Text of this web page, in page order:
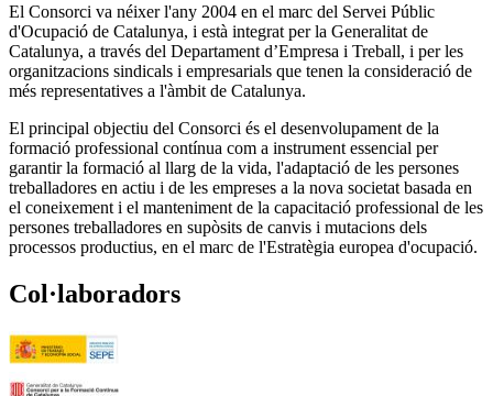
El Consorci va néixer l'any 2004 en el marc del Servei Públic
d'Ocupació de Catalunya, i està integrat per la Generalitat de
Catalunya, a través del Departament d’Empresa i Treball, i per les
organitzacions sindicals i empresarials que tenen la consideració de
més representatives a l'àmbit de Catalunya.
El principal objectiu del Consorci és el desenvolupament de la
formació professional contínua com a instrument essencial per
garantir la formació al llarg de la vida, l'adaptació de les persones
treballadores en actiu i de les empreses a la nova societat basada en
el coneixement i el manteniment de la capacitació professional de les
persones treballadores en supòsits de canvis i mutacions dels
processos productius, en el marc de l'Estratègia europea d'ocupació.
Col·laboradors